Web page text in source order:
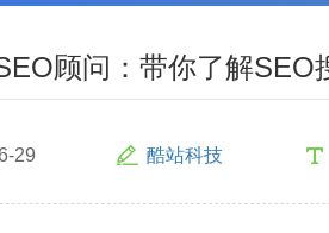
顾问：带你了解SEO
29 酷站科技